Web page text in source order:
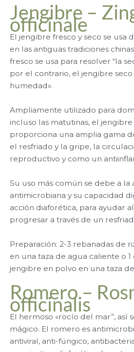
Jengibre –
officinale
El jengibre fresco y seco se usa
en las antiguas tradiciones
fresco se usa para resolver “la
por el contrario, el jengibre
humedad».
Ampliamente utilizado para
incluso las matutinas, el
proporciona una amplia gama
el resfriado y la gripe, la
reproductivo y como un
Su uso más común se debe a la
antimicrobiana y su capacidad
acción diaforética, para ayudar
progresar a través de un
Preparación: 2-3 rebanadas de
en una taza de agua caliente o
jengibre en polvo en una taza
Romero –
officinalis
El hermoso «rocío del mar”, así
mágico. El romero es
antiviral, anti-fúngico,